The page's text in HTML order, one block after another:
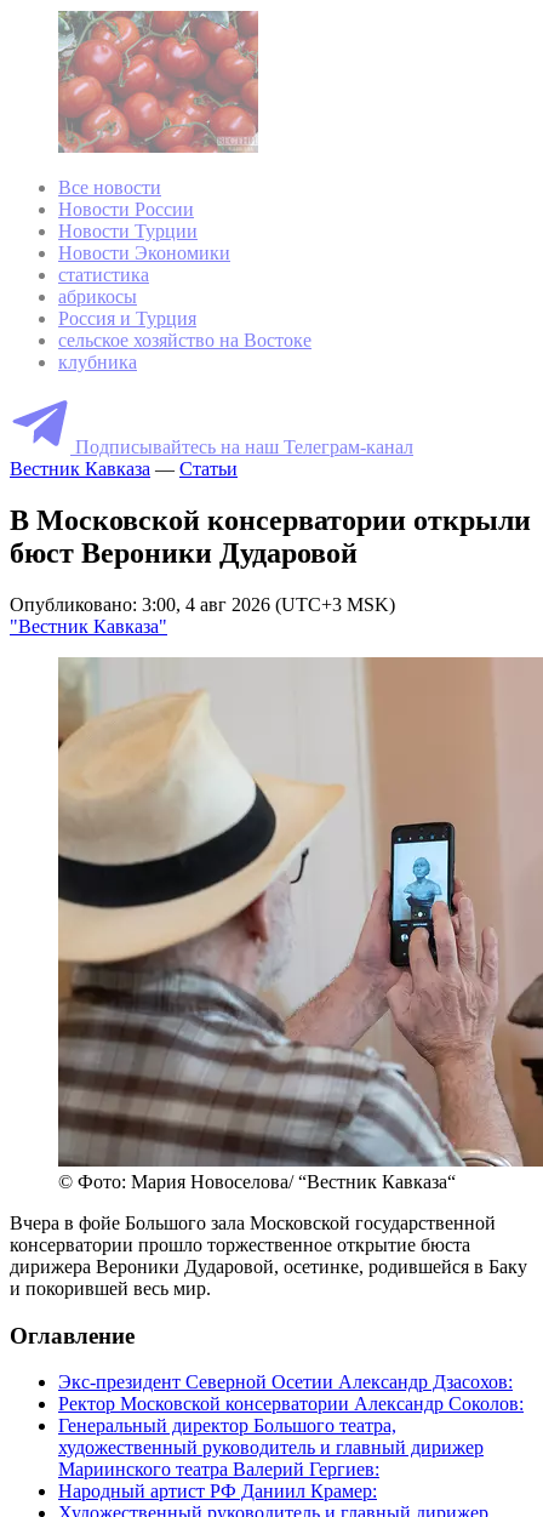
Все новости
Новости России
Новости Турции
Новости Экономики
статистика
абрикосы
Россия и Турция
сельское хозяйство на Востоке
клубника
Подписывайтесь на наш Телеграм-канал
Вестник Кавказа — Статьи
В Московской консерватории открыли
бюст Вероники Дударовой
Опубликовано: 3:00, 4 авг 2026 (UTC+3 MSK)
"Вестник Кавказа"
© Фото: Мария Новоселова/ “Вестник Кавказа“
Вчера в фойе Большого зала Московской государственной
консерватории прошло торжественное открытие бюста
дирижера Вероники Дударовой, осетинке, родившейся в Баку
и покорившей весь мир.
Оглавление
Экс-президент Северной Осетии Александр Дзасохов:
Ректор Московской консерватории Александр Соколов:
Генеральный директор Большого театра,
художественный руководитель и главный дирижер
Мариинского театра Валерий Гергиев:
Народный артист РФ Даниил Крамер: